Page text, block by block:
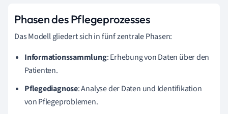
Phasen des Pflegeprozesses
Das Modell gliedert sich in fünf zentrale Phasen:
Informationssammlung: Erhebung von Daten über den
Patienten.
Pflegediagnose: Analyse der Daten und Identifikation
von Pflegeproblemen.